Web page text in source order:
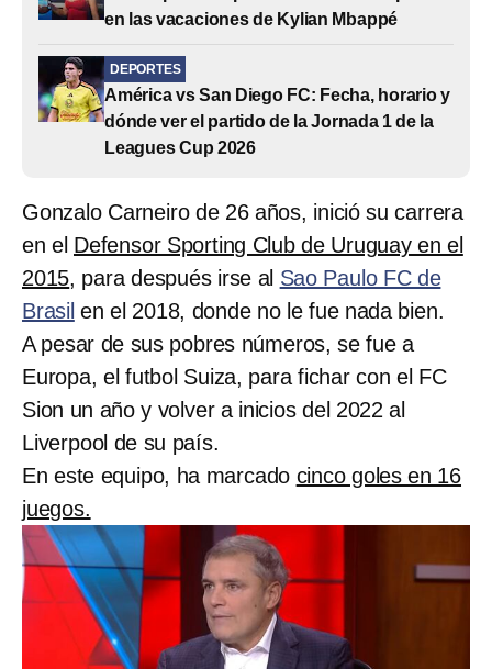
en las vacaciones de Kylian Mbappé
DEPORTES
América vs San Diego FC: Fecha, horario y
dónde ver el partido de la Jornada 1 de la
Leagues Cup 2026
Gonzalo Carneiro de 26 años, inició su carrera
en el Defensor Sporting Club de Uruguay en el
2015, para después irse al Sao Paulo FC de
Brasil en el 2018, donde no le fue nada bien.
A pesar de sus pobres números, se fue a
Europa, el futbol Suiza, para fichar con el FC
Sion un año y volver a inicios del 2022 al
Liverpool de su país.
En este equipo, ha marcado cinco goles en 16
juegos.